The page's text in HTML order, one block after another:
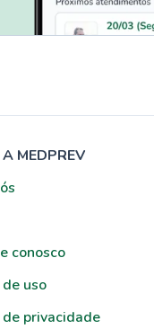
MEDPREV
conosco
uso
privacidade